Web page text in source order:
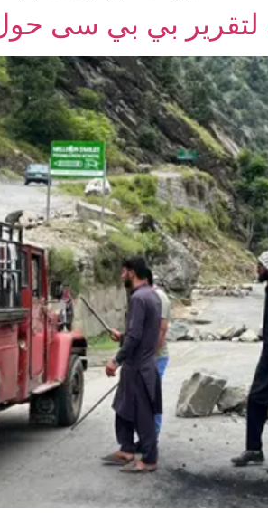
بي بي سی